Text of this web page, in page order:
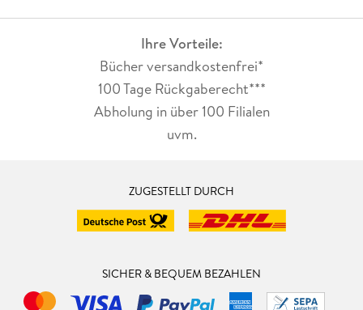
Ihre Vorteile:
Bücher versandkostenfrei*
100 Tage Rückgaberecht***
Abholung in über 100 Filialen
uvm.
ZUGESTELLT DURCH
SICHER & BEQUEM BEZAHLEN